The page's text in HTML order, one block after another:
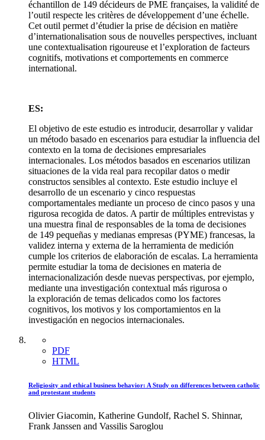
échantillon de 149 décideurs de PME françaises, la validité de
l’outil respecte les critères de développement d’une échelle.
Cet outil permet d’étudier la prise de décision en matière
d’internationalisation sous de nouvelles perspectives, incluant
une contextualisation rigoureuse et l’exploration de facteurs
cognitifs, motivations et comportements en commerce
international.
ES:
El objetivo de este estudio es introducir, desarrollar y validar
un método basado en escenarios para estudiar la influencia del
contexto en la toma de decisiones empresariales
internacionales. Los métodos basados en escenarios utilizan
situaciones de la vida real para recopilar datos o medir
constructos sensibles al contexto. Este estudio incluye el
desarrollo de un escenario y cinco respuestas
comportamentales mediante un proceso de cinco pasos y una
rigurosa recogida de datos. A partir de múltiples entrevistas y
una muestra final de responsables de la toma de decisiones
de 149 pequeñas y medianas empresas (PYME) francesas, la
validez interna y externa de la herramienta de medición
cumple los criterios de elaboración de escalas. La herramienta
permite estudiar la toma de decisiones en materia de
internacionalización desde nuevas perspectivas, por ejemplo,
mediante una investigación contextual más rigurosa o
la exploración de temas delicados como los factores
cognitivos, los motivos y los comportamientos en la
investigación en negocios internacionales.
PDF
HTML
Religiosity and ethical business behavior: A Study on differences between catholic
and protestant students
Olivier Giacomin, Katherine Gundolf, Rachel S. Shinnar,
Frank Janssen and Vassilis Saroglou